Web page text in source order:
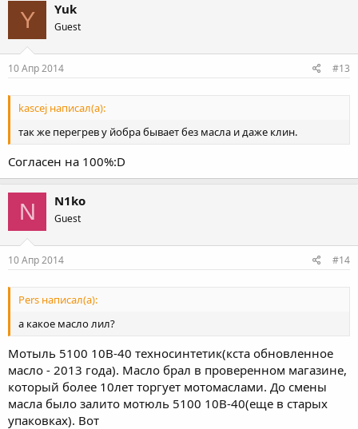
Y Yuk
Guest
10 Апр 2014 #13
kascej написал(а):
так же перегрев у йобра бывает без масла и даже клин.
Согласен на 100%:D
N N1ko
Guest
10 Апр 2014 #14
Pers написал(а):
а какое масло лил?
Мотыль 5100 10В-40 техносинтетик(кста обновленное
масло - 2013 года). Масло брал в проверенном магазине,
который более 10лет торгует мотомаслами. До смены
масла было залито мотюль 5100 10В-40(еще в старых
упаковках). Вот